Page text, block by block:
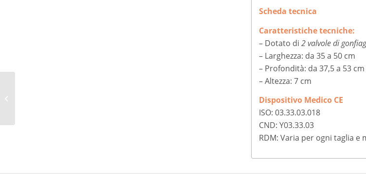
Scheda tecnica
Caratteristiche tecniche:
– Dotato di2 valvole di
– Larghezza: da 35 a 50 cm
– Profondità: da 37,5 a 53 cm
– Altezza: 7 cm
Dispositivo Medico CE
ISO: 03.33.03.018
CND: Y03.33.03
RDM: Varia per ogni taglia